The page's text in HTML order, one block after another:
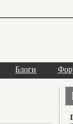
Блоги